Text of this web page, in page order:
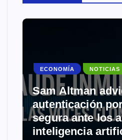
ECONOMÍA NOTICIAS
Sam Altman
autenticación
segura ante los
inteligencia